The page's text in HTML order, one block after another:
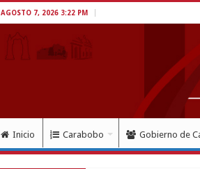
AGOSTO 7, 2026 3:22 PM
Inicio Carabobo Gobierno de